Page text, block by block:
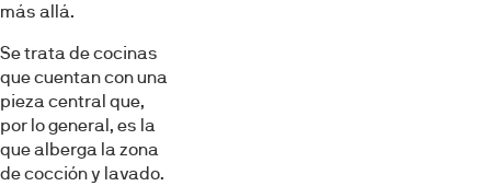
más allá.
Se trata de cocinas
que cuentan con una
pieza central que,
por lo general, es la
que alberga la zona
de cocción y lavado.